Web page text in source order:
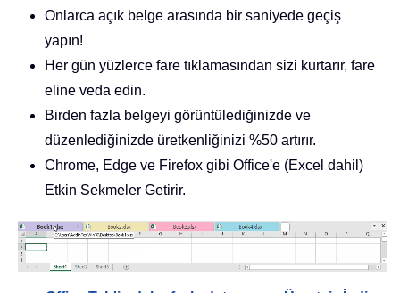
Onlarca açık belge arasında bir saniyede geçiş
yapın!
Her gün yüzlerce fare tıklamasından sizi kurtarır, fare
eline veda edin.
Birden fazla belgeyi görüntülediğinizde ve
düzenlediğinizde üretkenliğinizi %50 artırır.
Chrome, Edge ve Firefox gibi Office'e (Excel dahil)
Etkin Sekmeler Getirir.